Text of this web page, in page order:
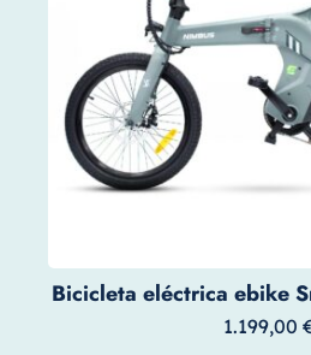
Bicicleta eléctrica ebike
1.199,00